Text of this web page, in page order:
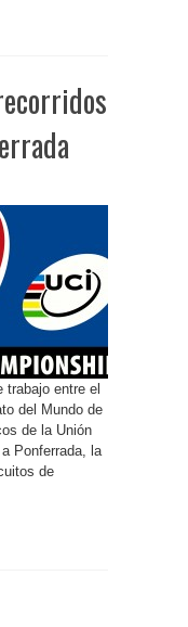
trabajo entre el
del Mundo de
de la Unión
Ponferrada, la
de